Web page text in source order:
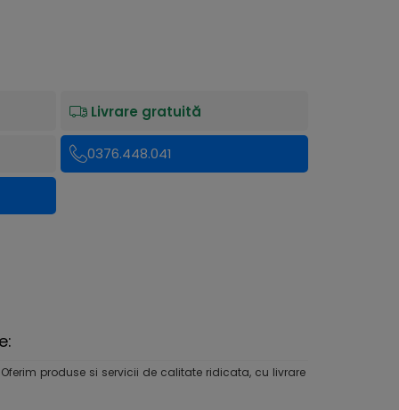
Livrare gratuită
0376.448.041
produse si servicii de calitate ridicata, cu livrare